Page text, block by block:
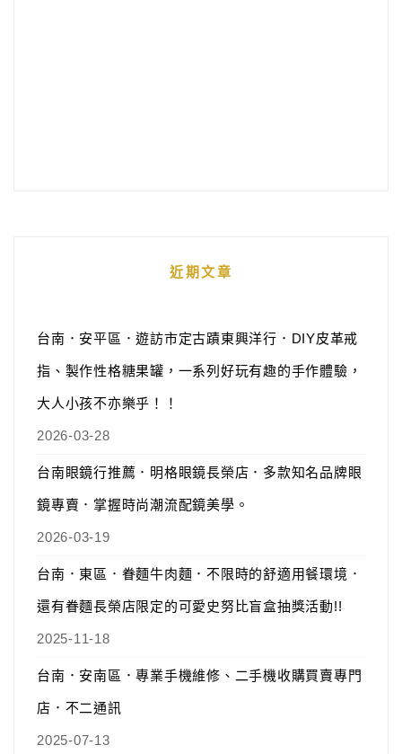
近期文章
台南．安平區．遊訪市定古蹟東興洋行．DIY皮革戒
指、製作性格糖果罐，一系列好玩有趣的手作體驗，
大人小孩不亦樂乎！！
2026-03-28
台南眼鏡行推薦．明格眼鏡長榮店．多款知名品牌眼
鏡專賣．掌握時尚潮流配鏡美學。
2026-03-19
台南．東區．眷麵牛肉麵．不限時的舒適用餐環境．
還有眷麵長榮店限定的可愛史努比盲盒抽獎活動!!
2025-11-18
台南．安南區．專業手機維修、二手機收購買賣專門
店．不二通訊
2025-07-13